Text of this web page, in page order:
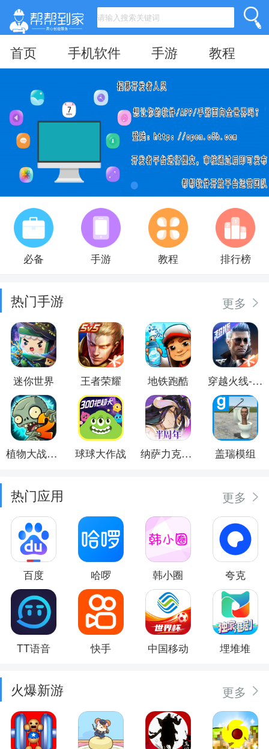
首页 手机软件 手游 教程
必备 手游 教程 排行榜
热门手游 更多
迷你世界 王者荣耀 地铁跑酷 穿越火线-枪战王者
植物大战僵尸2 球球大作战 纳萨力克之王 盖瑞模组
热门应用 更多
百度 哈啰 韩小圈 夸克
TT语音 快手 中国移动 埋堆堆
火爆新游 更多